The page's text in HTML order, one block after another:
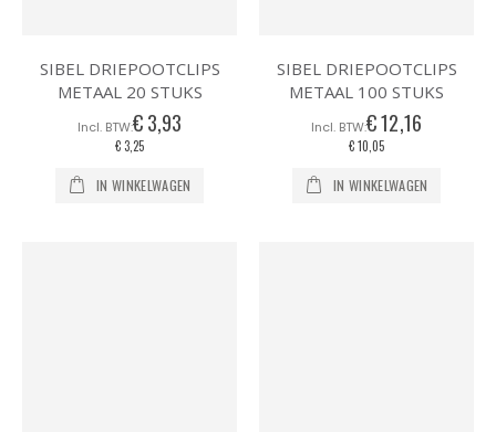
SIBEL DRIEPOOTCLIPS
METAAL 20 STUKS
€ 3,93
€ 3,25
IN WINKELWAGEN
SIBEL DRIEPOOTCLIPS
METAAL 100 STUKS
€ 12,16
€ 10,05
IN WINKELWAGEN